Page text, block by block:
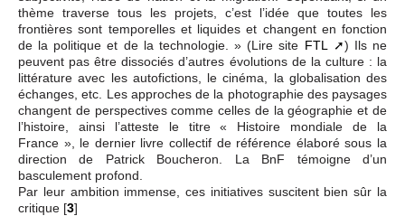
thème traverse tous les projets, c’est l’idée que toutes les
frontières sont temporelles et liquides et changent en fonction
de la politique et de la technologie. » (Lire site FTL
) Ils ne
peuvent pas être dissociés d’autres évolutions de la culture : la
littérature avec les autofictions, le cinéma, la globalisation des
échanges, etc. Les approches de la photographie des paysages
changent de perspectives comme celles de la géographie et de
l’histoire, ainsi l’atteste le titre « Histoire mondiale de la
France », le dernier livre collectif de référence élaboré sous la
direction de Patrick Boucheron. La BnF témoigne d’un
basculement profond.
Par leur ambition immense, ces initiatives suscitent bien sûr la
critique [3]